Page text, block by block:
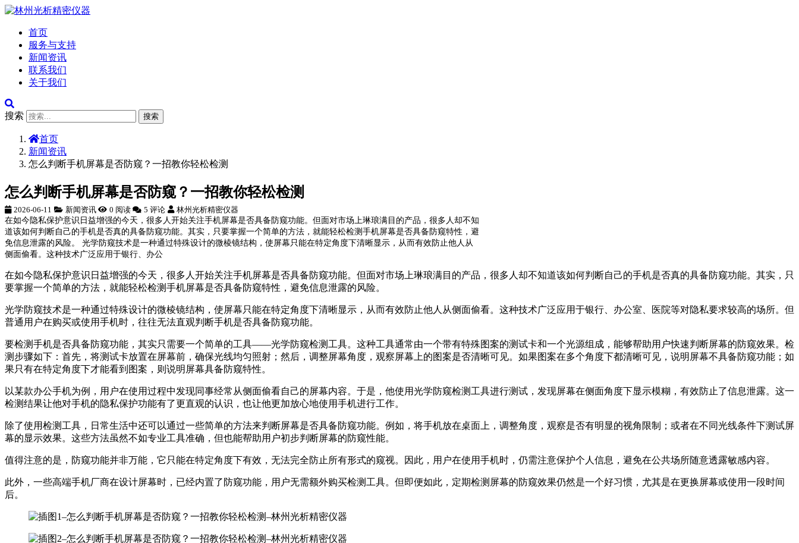
首页
服务与支持
新闻资讯
联系我们
关于我们
搜索 搜索
首页
新闻资讯
怎么判断手机屏幕是否防窥？一招教你轻松检测
怎么判断手机屏幕是否防窥？一招教你轻松检测
2026-06-11 新闻资讯 0 阅读 5 评论 林州光析精密仪器
在如今隐私保护意识日益增强的今天，很多人开始关注手机屏幕是否具备防窥功能。但面对市场上琳琅满目的产品，很多人却不知
道该如何判断自己的手机是否真的具备防窥功能。其实，只要掌握一个简单的方法，就能轻松检测手机屏幕是否具备防窥特性，避
免信息泄露的风险。 光学防窥技术是一种通过特殊设计的微棱镜结构，使屏幕只能在特定角度下清晰显示，从而有效防止他人从
侧面偷看。这种技术广泛应用于银行、办公
在如今隐私保护意识日益增强的今天，很多人开始关注手机屏幕是否具备防窥功能。但面对市场上琳琅满目的产品，很多人却不知道该如何判断自己的手机是否真的具备防窥功能。其实，只
要掌握一个简单的方法，就能轻松检测手机屏幕是否具备防窥特性，避免信息泄露的风险。
光学防窥技术是一种通过特殊设计的微棱镜结构，使屏幕只能在特定角度下清晰显示，从而有效防止他人从侧面偷看。这种技术广泛应用于银行、办公室、医院等对隐私要求较高的场所。但
普通用户在购买或使用手机时，往往无法直观判断手机是否具备防窥功能。
要检测手机是否具备防窥功能，其实只需要一个简单的工具——光学防窥检测工具。这种工具通常由一个带有特殊图案的测试卡和一个光源组成，能够帮助用户快速判断屏幕的防窥效果。检
测步骤如下：首先，将测试卡放置在屏幕前，确保光线均匀照射；然后，调整屏幕角度，观察屏幕上的图案是否清晰可见。如果图案在多个角度下都清晰可见，说明屏幕不具备防窥功能；如
果只有在特定角度下才能看到图案，则说明屏幕具备防窥特性。
以某款办公手机为例，用户在使用过程中发现同事经常从侧面偷看自己的屏幕内容。于是，他使用光学防窥检测工具进行测试，发现屏幕在侧面角度下显示模糊，有效防止了信息泄露。这一
检测结果让他对手机的隐私保护功能有了更直观的认识，也让他更加放心地使用手机进行工作。
除了使用检测工具，日常生活中还可以通过一些简单的方法来判断屏幕是否具备防窥功能。例如，将手机放在桌面上，调整角度，观察是否有明显的视角限制；或者在不同光线条件下测试屏
幕的显示效果。这些方法虽然不如专业工具准确，但也能帮助用户初步判断屏幕的防窥性能。
值得注意的是，防窥功能并非万能，它只能在特定角度下有效，无法完全防止所有形式的窥视。因此，用户在使用手机时，仍需注意保护个人信息，避免在公共场所随意透露敏感内容。
此外，一些高端手机厂商在设计屏幕时，已经内置了防窥功能，用户无需额外购买检测工具。但即便如此，定期检测屏幕的防窥效果仍然是一个好习惯，尤其是在更换屏幕或使用一段时间
后。